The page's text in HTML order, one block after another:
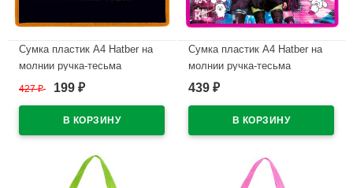
Сумка пластик А4 Hatber на
молнии ручка-тесьма
Аниме_Нежные чувства
427₽ 199 ₽
Сумка пластик А4 Hatber на
молнии ручка-тесьма
арт.AMn_07083
439 ₽